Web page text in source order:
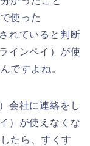
使った
れていると判断
インペイ）が使
ですよね。
会社に連絡をし
）が使えなくな
たら、すくす